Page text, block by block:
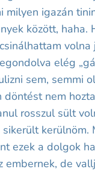
milyen igazán
között, haha.
elég
sem, semmi
nem
rosszul sült
kerülnöm.
ezek a dolgok
embernek, de